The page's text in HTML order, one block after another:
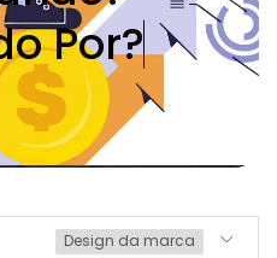
OPOR?
Design da marca